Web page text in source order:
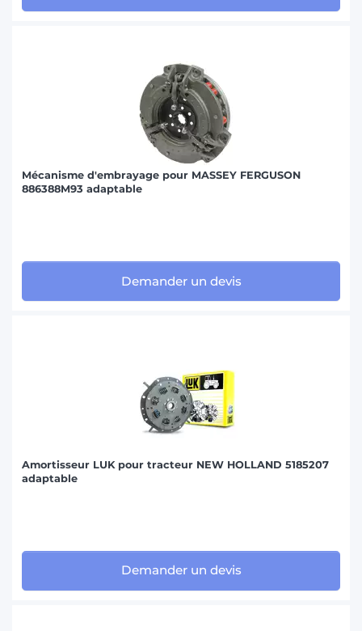
Mécanisme d'embrayage pour MASSEY FERGUSON
886388M93 adaptable
Demander un devis
Amortisseur LUK pour tracteur NEW HOLLAND 5185207
adaptable
Demander un devis